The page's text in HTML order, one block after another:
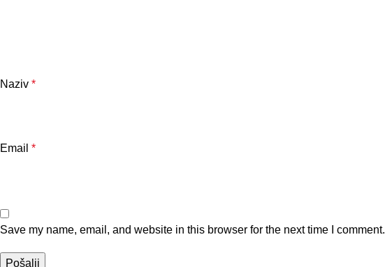
Naziv *
Email *
Save my name, email, and website in this browser for the next time I comment.